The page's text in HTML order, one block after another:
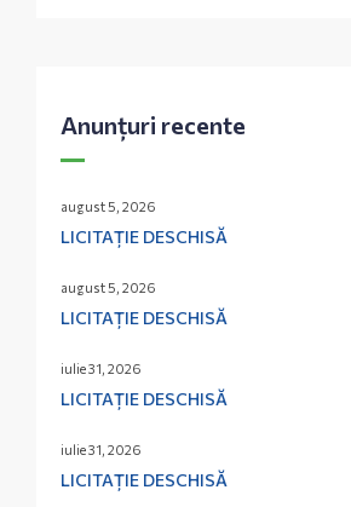
Anunțuri recente
august 5, 2026
LICITAȚIE DESCHISĂ
august 5, 2026
LICITAȚIE DESCHISĂ
iulie 31, 2026
LICITAȚIE DESCHISĂ
iulie 31, 2026
LICITAȚIE DESCHISĂ